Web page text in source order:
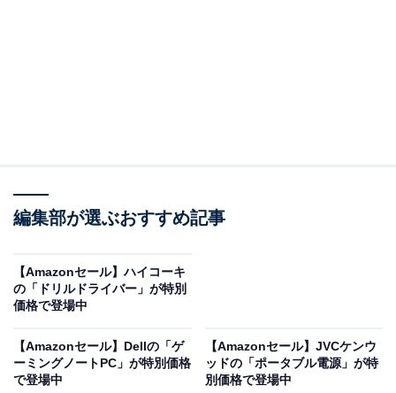
サムソナイトのスーツケース「レクサ スピナー 55/20
115290」は現在41％オフの特別価格・税込2万5097円で
購入することが可能です。
この商品のおすすめポイントは？
編集部が選ぶおすすめ記事
【Amazonセール】ハイコーキ
の「ドリルドライバー」が特別
価格で登場中
【Amazonセール】Dellの「ゲ
ーミングノートPC」が特別価格
で登場中
【Amazonセール】JVCケンウ
ッドの「ポータブル電源」が特
別価格で登場中